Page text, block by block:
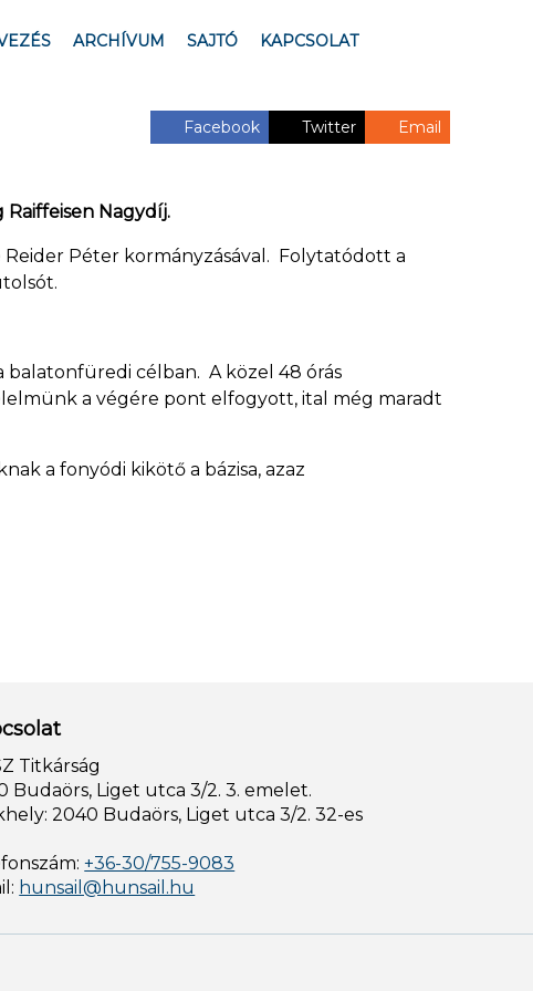
ARCHÍVUM SAJTÓ KAPCSOLAT
Facebook Twitter Email
Nagydíj.
Péter kormányzásával. Folytatódott a
balatonfüredi célban. A közel 48 órás
a végére pont elfogyott, ital még maradt
a fonyódi kikötő a bázisa, azaz
Titkárság
Budaörs, Liget utca 3/2. 3. emelet.
2040 Budaörs, Liget utca 3/2. 32-es
+36-30/755-9083
hunsail@hunsail.hu